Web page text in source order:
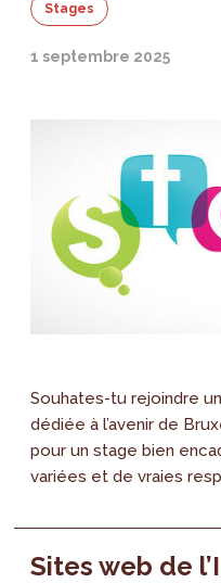
Stages
1 septembre 2025
Souhates-tu rejoindre
dédiée à l’avenir de
pour un stage bien
variées et de vraies
Sites web de